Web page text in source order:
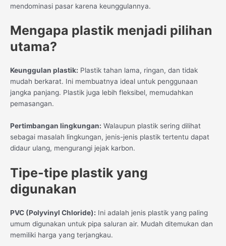
mendominasi pasar karena keunggulannya.
Mengapa plastik menjadi pilihan
utama?
Keunggulan plastik: Plastik tahan lama, ringan, dan tidak
mudah berkarat. Ini membuatnya ideal untuk penggunaan
jangka panjang. Plastik juga lebih fleksibel, memudahkan
pemasangan.
Pertimbangan lingkungan: Walaupun plastik sering dilihat
sebagai masalah lingkungan, jenis-jenis plastik tertentu dapat
didaur ulang, mengurangi jejak karbon.
Tipe-tipe plastik yang
digunakan
PVC (Polyvinyl Chloride): Ini adalah jenis plastik yang paling
umum digunakan untuk pipa saluran air. Mudah ditemukan dan
memiliki harga yang terjangkau.